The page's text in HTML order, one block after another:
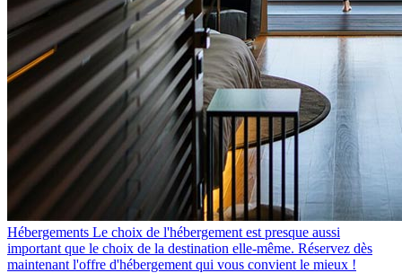
Hébergements Le choix de l'hébergement est presque aussi
important que le choix de la destination elle-même. Réservez dès
maintenant l'offre d'hébergement qui vous convient le mieux !